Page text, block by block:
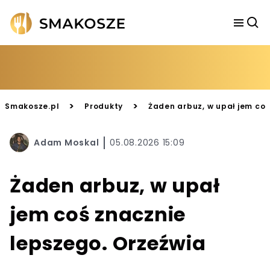
Smakosze.pl > Produkty > Żaden arbuz, w upał jem
Adam Moskal 05.08.2026 15:09
Żaden arbuz, w upał
jem coś znacznie
lepszego. Orzeźwia